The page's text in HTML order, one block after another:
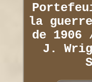
la
de 1906
J.